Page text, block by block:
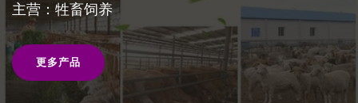
主营：牲畜饲养
更多产品